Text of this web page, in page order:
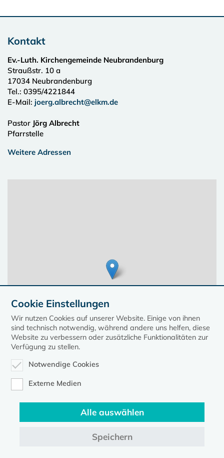
Kontakt
Ev.-Luth. Kirchengemeinde Neubrandenburg
Straußstr. 10 a
17034 Neubrandenburg
Tel.: 0395/4221844
E-Mail: joerg.albrecht@elkm.de
Pastor Jörg Albrecht
Pfarrstelle
Weitere Adressen
Diese Seite gehört zum Portalkirche-mv.de
Evangelische Kirche in Mecklenburg-Vorpommern © 2026
Cookie Einstellungen
Wir nutzen Cookies auf unserer Website. Einige von ihnen
sind technisch notwendig, während andere uns helfen, diese
Website zu verbessern oder zusätzliche Funktionalitäten zur
Verfügung zu stellen.
Notwendige Cookies
Externe Medien
Alle auswählen
Speichern